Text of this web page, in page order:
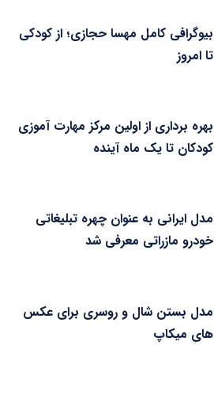
بیوگرافی کامل مهسا حجازی؛ از کودکی
تا امروز
بهره برداری از اولین مرکز مهارت آموزی
کودکان تا یک ماه آینده
مدل ایرانی به عنوان چهره تبلیغاتی
خودرو مازراتی معرفی شد
مدل بستن شال و روسری برای عکس
های میکاپ